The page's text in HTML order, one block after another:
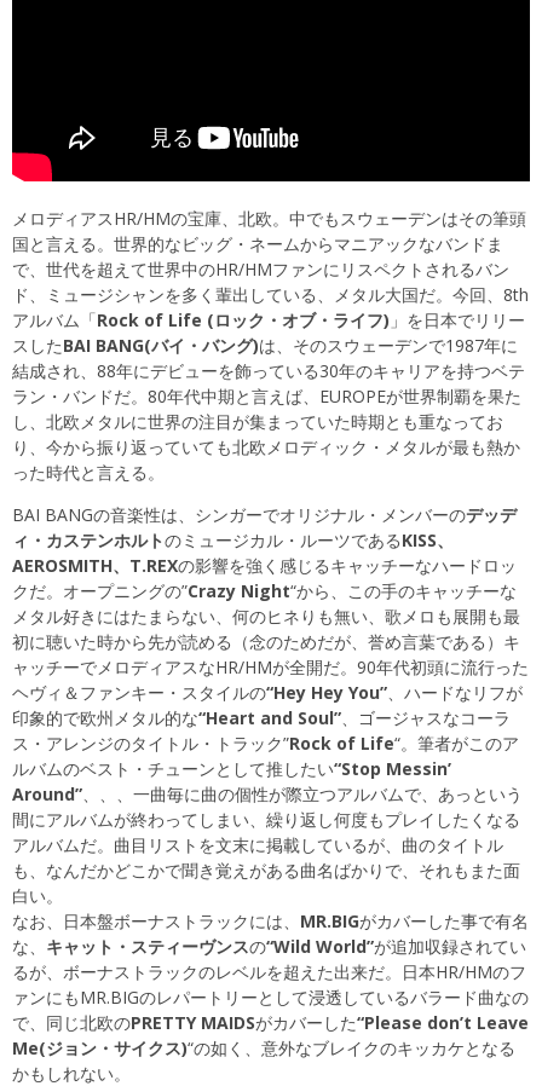
メロディアスHR/HMの宝庫、北欧。中でもスウェーデンはその筆頭
国と言える。世界的なビッグ・ネームからマニアックなバンドま
で、世代を超えて世界中のHR/HMファンにリスペクトされるバン
ド、ミュージシャンを多く輩出している、メタル大国だ。今回、8th
アルバム「Rock of Life (ロック・オブ・ライフ) 」を日本でリリー
スしたBAI BANG(バイ・バング)は、そのスウェーデンで1987年に
結成され、88年にデビューを飾っている30年のキャリアを持つベテ
ラン・バンドだ。80年代中期と言えば、EUROPEが世界制覇を果た
し、北欧メタルに世界の注目が集まっていた時期とも重なってお
り、今から振り返っていても北欧メロディック・メタルが最も熱か
った時代と言える。
BAI BANGの音楽性は、シンガーでオリジナル・メンバーのデッデ
ィ・カステンホルトのミュージカル・ルーツであるKISS、
AEROSMITH、T.REXの影響を強く感じるキャッチーなハードロッ
クだ。オープニングの”Crazy Night“から、この手のキャッチーな
メタル好きにはたまらない、何のヒネりも無い、歌メロも展開も最
初に聴いた時から先が読める（念のためだが、誉め言葉である）キ
ャッチーでメロディアスなHR/HMが全開だ。90年代初頭に流行った
ヘヴィ＆ファンキー・スタイルの“Hey Hey You”、ハードなリフが
印象的で欧州メタル的な“Heart and Soul”、ゴージャスなコーラ
ス・アレンジのタイトル・トラック”Rock of Life“。筆者がこのア
ルバムのベスト・チューンとして推したい“Stop Messin’
Around”、、、一曲毎に曲の個性が際立つアルバムで、あっという
間にアルバムが終わってしまい、繰り返し何度もプレイしたくなる
アルバムだ。曲目リストを文末に掲載しているが、曲のタイトル
も、なんだかどこかで聞き覚えがある曲名ばかりで、それもまた面
白い。
なお、日本盤ボーナストラックには、 MR.BIGがカバーした事で有名
な、 キャット・スティーヴンスの“Wild World”が追加収録されてい
るが、ボーナストラックのレベルを超えた出来だ。日本HR/HMのフ
ァンにもMR.BIGのレパートリーとして浸透しているバラード曲なの
で、同じ北欧のPRETTY MAIDSがカバーした“Please don’t Leave
Me(ジョン・サイクス)“の如く、意外なブレイクのキッカケとなる
かもしれない。